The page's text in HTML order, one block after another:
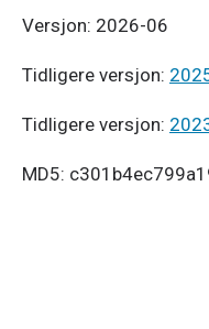
Versjon: 2026-06
Tidligere versjon:
Tidligere versjon:
MD5: